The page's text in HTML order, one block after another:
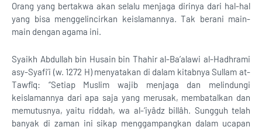
Orang yang bertakwa akan selalu menjaga dirinya dari hal-hal
yang bisa menggelincirkan keislamannya. Tak berani main-
main dengan agama ini.
Syaikh Abdullah bin Husain bin Thahir al-Ba’alawi al-Hadhrami
asy-Syafi’i (w. 1272 H) menyatakan di dalam kitabnya Sullam at-
Tawfîq: “Setiap Muslim wajib menjaga dan melindungi
keislamannya dari apa saja yang merusak, membatalkan dan
memutusnya, yaitu riddah, wa al-‘iyâdz billâh. Sungguh telah
banyak di zaman ini sikap menggampangkan dalam ucapan